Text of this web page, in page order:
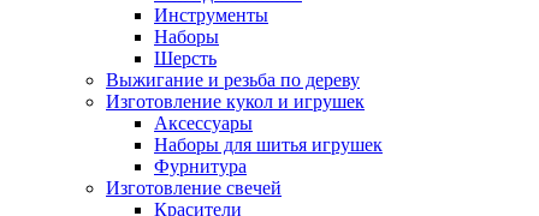
Инструменты
Наборы
Шерсть
Выжигание и резьба по дереву
Изготовление кукол и игрушек
Аксессуары
Наборы для шитья игрушек
Фурнитура
Изготовление свечей
Красители